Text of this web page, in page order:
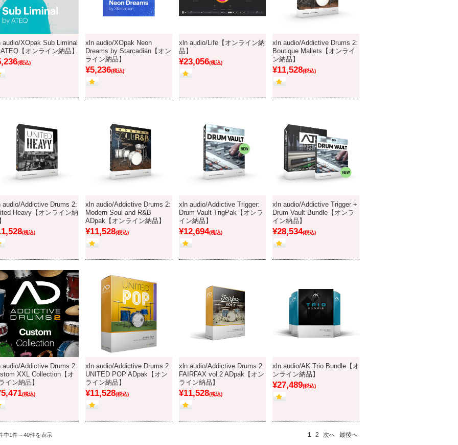
audio/XOpak Sub Liminal
ATEQ【オンライン納品】
(税込)
xln audio/XOpak Neon
Dreams by Starcadian【オン
ライン納品】
¥5,236(税込)
xln audio/Life【オンライン納
品】
¥23,056(税込)
xln audio/Addictive Drums 2:
Boutique Mallets【オンライ
ン納品】
¥11,528(税込)
audio/Addictive Drums 2:
Heavy【オンライン納
(税込)
xln audio/Addictive Drums 2:
Modern Soul and R&B
ADpak【オンライン納品】
¥11,528(税込)
xln audio/Addictive Trigger:
Drum Vault TrigPak【オンラ
イン納品】
¥12,694(税込)
xln audio/Addictive Trigger +
Drum Vault Bundle【オンラ
イン納品】
¥28,534(税込)
audio/Addictive Drums 2:
XXL Collection【オ
イン納品】
(税込)
xln audio/Addictive Drums 2
UNITED POP ADpak【オン
ライン納品】
¥11,528(税込)
xln audio/Addictive Drums 2
FAIRFAX vol.2 ADpak【オン
ライン納品】
¥11,528(税込)
xln audio/AK Trio Bundle【オ
ンライン納品】
¥27,489(税込)
中1件～40件を表示 1 2 次へ 最後へ